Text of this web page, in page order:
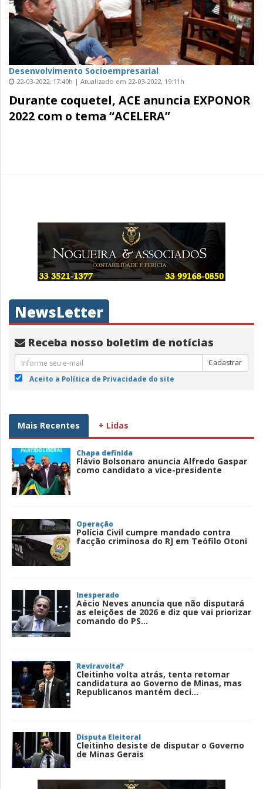
Desenvolvimento Socioempresarial
22-03-2022, 17:40h | Atualizado em 22-03-2022, 19:11h
Durante coquetel, ACE anuncia EXPONOR
2022 com o tema “ACELERA”
NewsLetter
Receba nosso boletim de notícias
Cadastrar
Aceito a Política de Privacidade do site
Mais Recentes + Lidas
Chapa definida
Flávio Bolsonaro anuncia Alfredo Gaspar
como candidato a vice-presidente
Operação
Polícia Civil cumpre mandado contra
facção criminosa do RJ em Teófilo Otoni
Inesperado
Aécio Neves anuncia que não disputará
as eleições de 2026 e diz que vai priorizar
comando do PS...
Reviravolta?
Cleitinho volta atrás, tenta retomar
candidatura ao Governo de Minas, mas
Republicanos mantém deci...
Disputa Eleitoral
Cleitinho desiste de disputar o Governo
de Minas Gerais